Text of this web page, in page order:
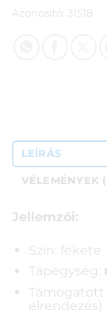
Azonosító: 31518
LEÍRÁS
VÉLEMÉNYEK
Jellemzői:
Szín: fekete
Tápegység:
Támogatott
elrendezés)